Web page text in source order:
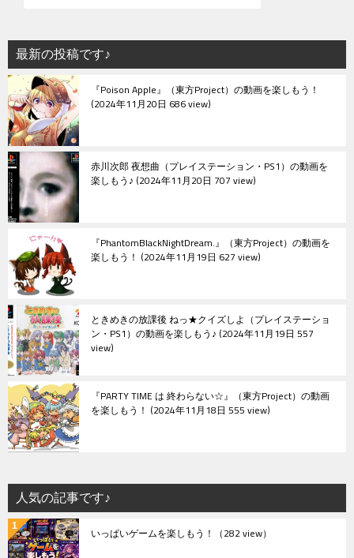
シ
ョ
ン
最新の投稿です♪
『Poison Apple』（東方Project）の動画を楽しもう！
2024年11月20日 686 view
赤川次郎 夜想曲（プレイステーション・PS1）の動画を
楽しもう♪ 2024年11月20日 707 view
『PhantomBlackNightDream.』（東方Project）の動画を
楽しもう！ 2024年11月19日 627 view
ときめきの放課後 ねっ★クイズしよ（プレイステーショ
ン・PS1）の動画を楽しもう♪ 2024年11月19日 557
view
『PARTY TIME は 終わらない☆』（東方Project）の動画
を楽しもう！ 2024年11月18日 555 view
人気の記事です♪
いっぱいゲームを楽しもう！ （282 view）